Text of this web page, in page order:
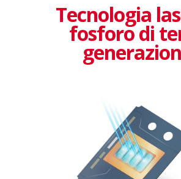
Tecnologia
fosforo di